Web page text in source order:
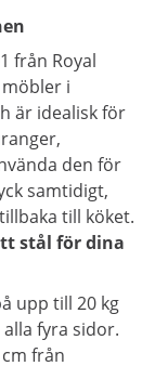
från Royal
i
är idealisk för
den för
samtidigt,
till köket.
stål för dina
upp till 20 kg
fyra sidor.
från